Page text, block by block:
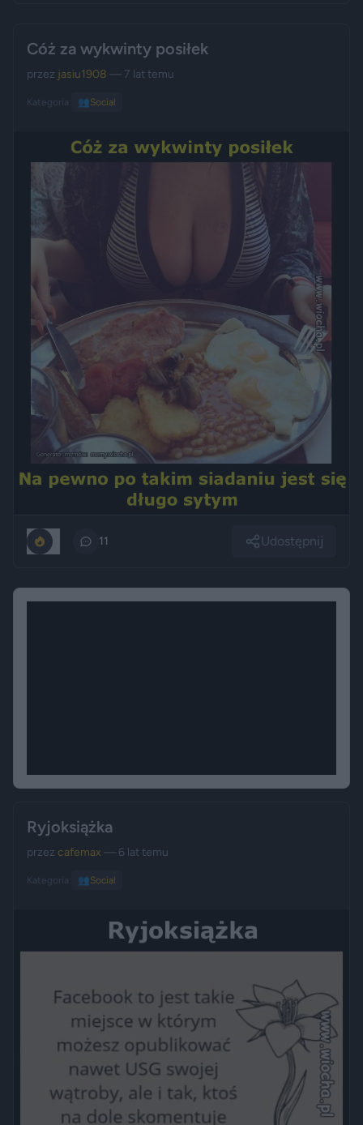
Cóż za wykwinty posiłek
przez jasiu1908 — 7 lat temu
Kategoria: 👥Social
11 Udostępnij
Ryjoksiążka
przez cafemax — 6 lat temu
Kategoria: 👥Social